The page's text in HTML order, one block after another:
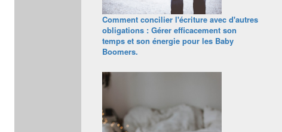
Comment concilier l'écriture avec d'autres
obligations : Gérer efficacement son
temps et son énergie pour les Baby
Boomers.